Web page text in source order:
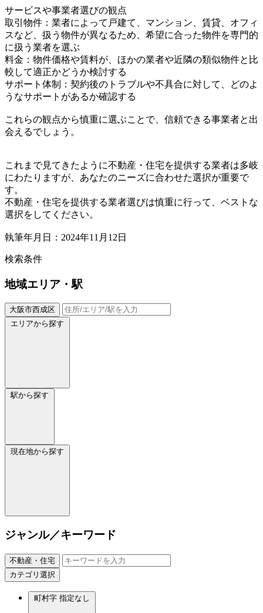
サービスや事業者選びの観点
取引物件：業者によって戸建て、マンション、賃貸、オフィ
スなど、扱う物件が異なるため、希望に合った物件を専門的
に扱う業者を選ぶ
料金：物件価格や賃料が、ほかの業者や近隣の類似物件と比
較して適正かどうか検討する
サポート体制：契約後のトラブルや不具合に対して、どのよ
うなサポートがあるか確認する
これらの観点から慎重に選ぶことで、信頼できる事業者と出
会えるでしょう。
これまで見てきたように不動産・住宅を提供する業者は多岐
にわたりますが、あなたのニーズに合わせた選択が重要で
す。
不動産・住宅を提供する業者選びは慎重に行って、ベストな
選択をしてください。
執筆年月日：2024年11月12日
検索条件
地域エリア・駅
大阪市西成区
エリアから探す
駅から探す
現在地から探す
ジャンル／キーワード
不動産・住宅
カテゴリ選択
町村字 指定なし